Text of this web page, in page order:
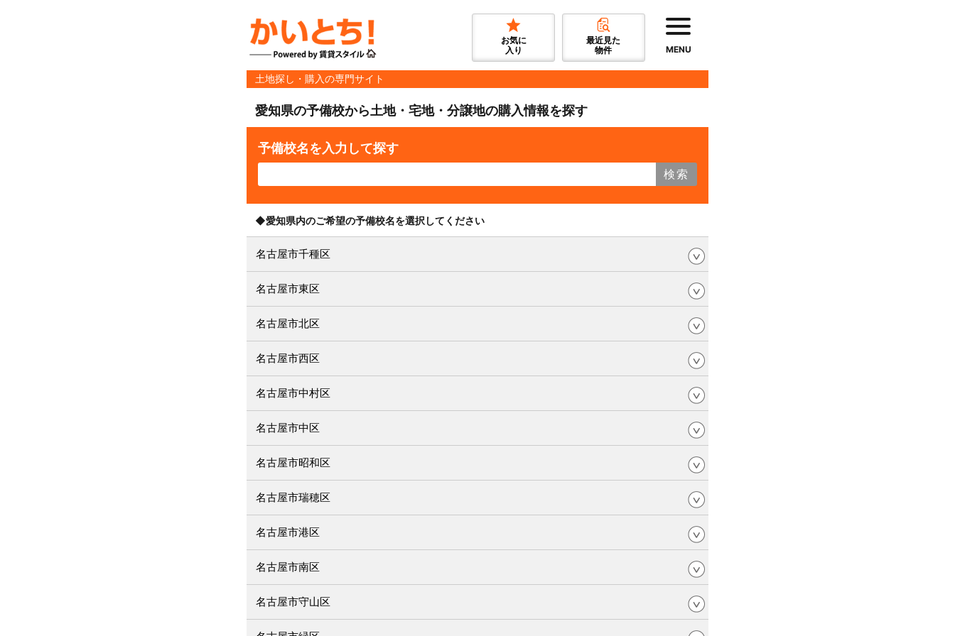
お気に
入り
最近見た
物件
MENU
土地探し・購入の専門サイト
愛知県の予備校から土地・宅地・分譲地の購入情報を探す
予備校名を入力して探す
検索
◆愛知県内のご希望の予備校名を選択してください
名古屋市千種区
名古屋市東区
名古屋市北区
名古屋市西区
名古屋市中村区
名古屋市中区
名古屋市昭和区
名古屋市瑞穂区
名古屋市港区
名古屋市南区
名古屋市守山区